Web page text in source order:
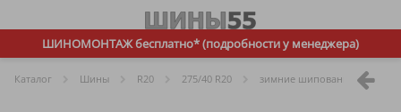
ШИНОМОНТАЖ бесплатно* (подробности у менеджера)
Каталог Шины R20 275/40 R20 зимние шипованные